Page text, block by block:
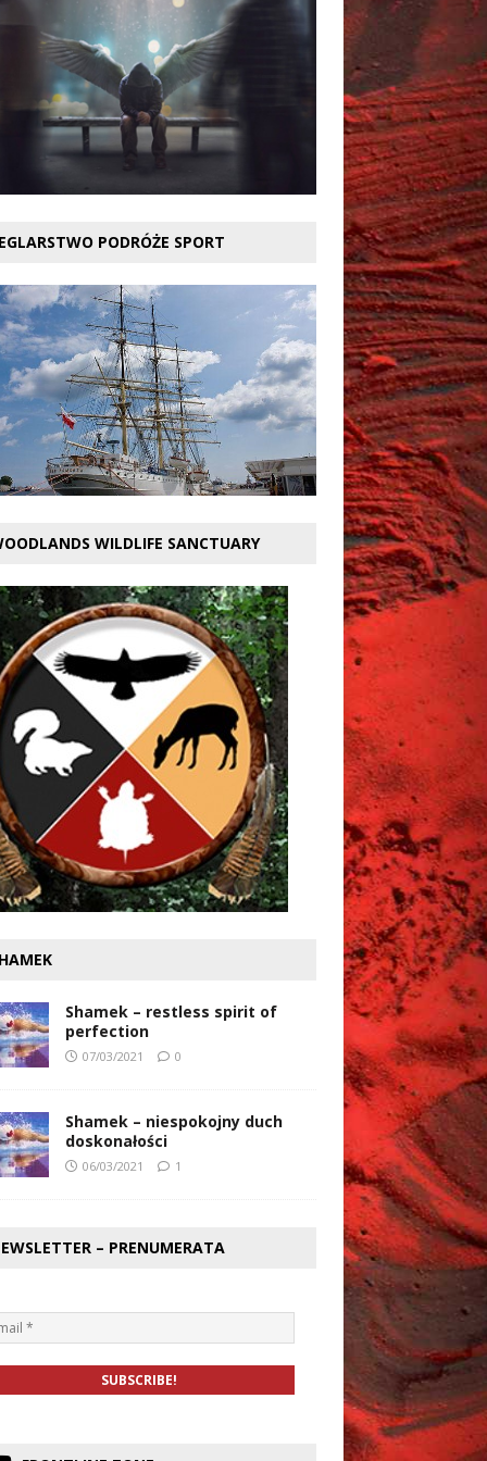
PODRÓŻE SPORT
WILDLIFE SANCTUARY
Shamek – restless spirit of
perfection
07/03/2021 0
Shamek – niespokojny duch
doskonałości
06/03/2021 1
– PRENUMERATA